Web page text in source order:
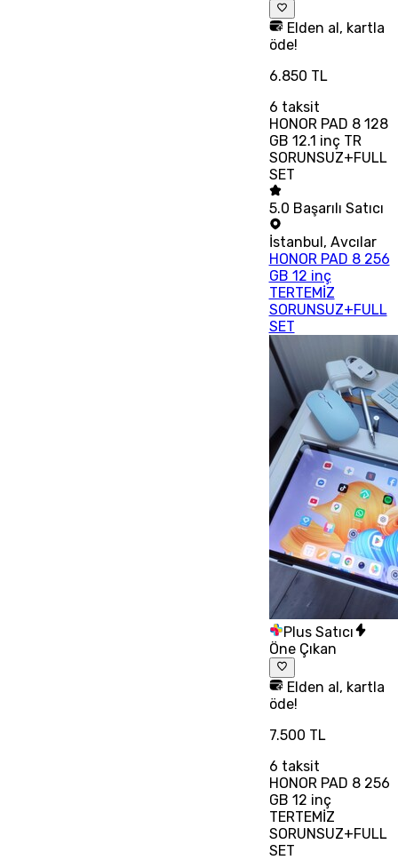
Elden al, kartla
öde!
6.850 TL
6 taksit
HONOR PAD 8 128
GB 12.1 inç TR
SORUNSUZ+FULL
SET
5.0 Başarılı Satıcı
İstanbul , Avcılar
HONOR PAD 8 256
GB 12 inç
TERTEMİZ
SORUNSUZ+FULL
SET
Plus Satıcı
Öne Çıkan
Elden al, kartla
öde!
7.500 TL
6 taksit
HONOR PAD 8 256
GB 12 inç
TERTEMİZ
SORUNSUZ+FULL
SET